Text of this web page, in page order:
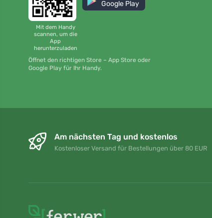
Mit dem Handy
scannen, um die
App
herunterzuladen
Google Play
Öffnet den richtigen Store – App Store oder
Google Play für Ihr Handy.
Am nächsten Tag und kostenlos
Kostenloser Versand für Bestellungen über 80 EUR